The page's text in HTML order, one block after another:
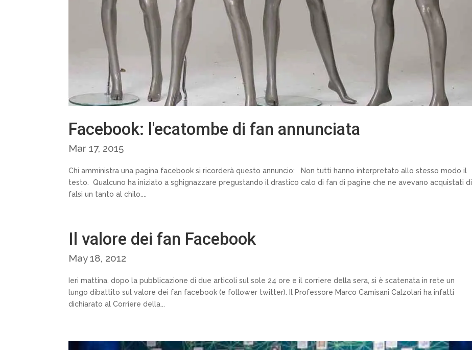
Facebook: l'ecatombe di fan annunciata
Mar 17, 2015
Chi amministra una pagina facebook si ricorderà questo annuncio: Non tutti hanno interpretato allo stesso modo il
testo. Qualcuno ha iniziato a sghignazzare pregustando il drastico calo di fan di pagine che ne avevano acquistati di
falsi un tanto al chilo....
Il valore dei fan Facebook
May 18, 2012
Ieri mattina. dopo la pubblicazione di due articoli sul sole 24 ore e il corriere della sera, si è scatenata in rete un
lungo dibattito sul valore dei fan facebook (e follower twitter). Il Professore Marco Camisani Calzolari ha infatti
dichiarato al Corriere della...